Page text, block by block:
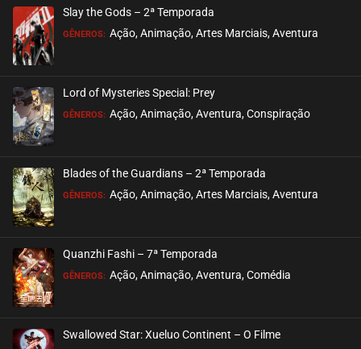
Slay the Gods – 2ª Temporada
GÊNEROS: Ação, Animação, Artes Marciais, Aventura
Lord of Mysteries Special: Prey
GÊNEROS: Ação, Animação, Aventura, Conspiração
Blades of the Guardians – 2ª Temporada
GÊNEROS: Ação, Animação, Artes Marciais, Aventura
Quanzhi Fashi – 7ª Temporada
GÊNEROS: Ação, Animação, Aventura, Comédia
Swallowed Star: Xueluo Continent – O Filme